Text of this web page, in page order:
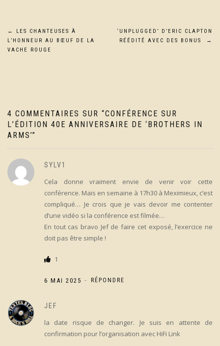
Navigation
de
←
LES CHANTEUSES À
L’HONNEUR AU BŒUF DE LA
VACHE ROUGE
‘UNPLUGGED’ D’ERIC CLAPTON
RÉÉDITÉ AVEC DES BONUS
→
4 COMMENTAIRES SUR “CONFÉRENCE SUR
L’ÉDITION 40E ANNIVERSAIRE DE ‘BROTHERS IN
ARMS’”
SYLV1
Cela donne vraiment envie de venir voir cette
conférence. Mais en semaine à 17h30 à Meximieux, c’est
compliqué… Je crois que je vais devoir me contenter
d’une vidéo si la conférence est filmée…
En tout cas bravo Jef de faire cet exposé, l’exercice ne
doit pas être simple !
1
6 MAI 2025 - RÉPONDRE
JEF
la date risque de changer. Je suis en attente de
confirmation pour l’organisation avec HiFi Link